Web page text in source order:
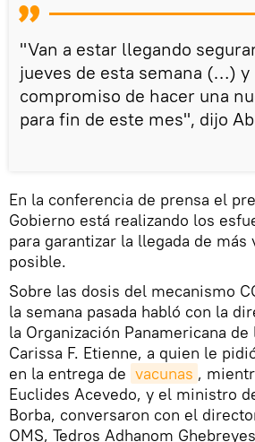
"Van a estar llegando
jueves de esta semana (…) y
compromiso de hacer una
para fin de este mes", dijo
En la conferencia de prensa el
Gobierno está realizando los
para garantizar la llegada de más
posible.
Sobre las dosis del mecanismo
la semana pasada habló con la
la Organización Panamericana de
Carissa F. Etienne, a quien le
en la entrega de vacunas ,
Euclides Acevedo, y el ministro
Borba, conversaron con el
OMS, Tedros Adhanom